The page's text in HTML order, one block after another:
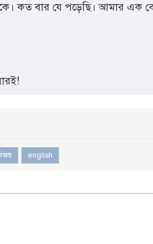
কত বার যে পড়েছি। আমার এক
english